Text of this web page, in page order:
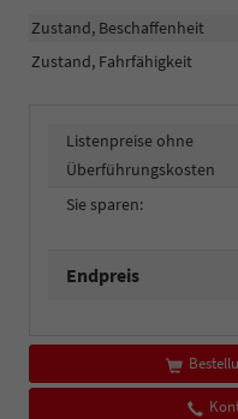
Zustand, Beschaffenheit
Zustand, Fahrfähigkeit
Listenpreise ohne
Überführungskosten
Sie sparen:
Endpreis